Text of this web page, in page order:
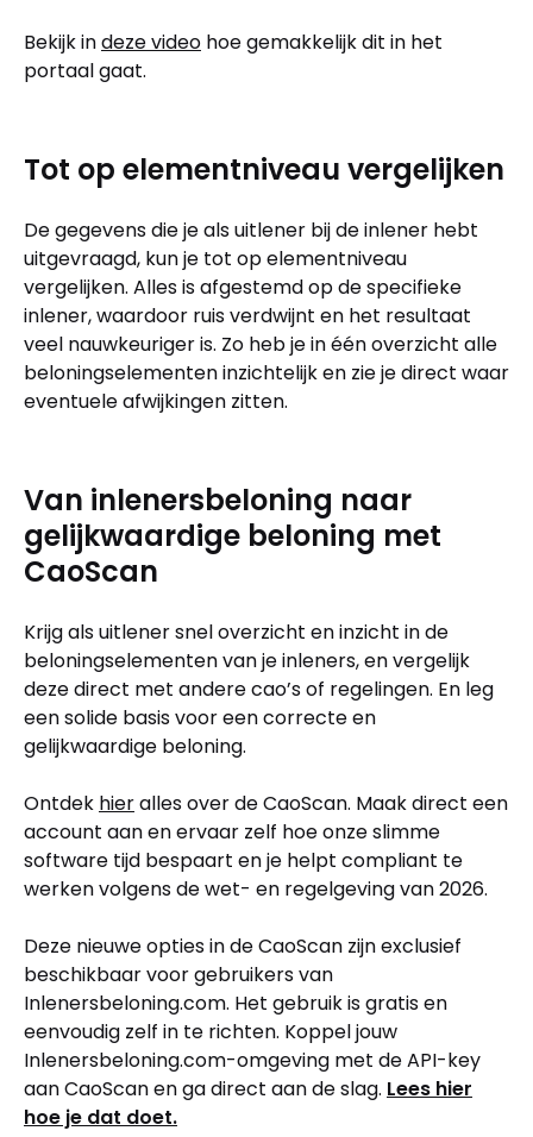
Bekijk indeze video hoe gemakkelijk dit in het
portaal gaat.
Tot op elementniveau vergelijken
De gegevens die je als uitlener bij de inlener hebt
uitgevraagd, kun je tot op elementniveau
vergelijken. Alles is afgestemd op de specifieke
inlener, waardoor ruis verdwijnt en het resultaat
veel nauwkeuriger is. Zo heb je in één overzicht alle
beloningselementen inzichtelijk en zie je direct waar
eventuele afwijkingen zitten.
Van inlenersbeloning naar
gelijkwaardige beloning met
CaoScan
Krijg als uitlener snel overzicht en inzicht in de
beloningselementen van je inleners, en vergelijk
deze direct met andere cao’s of regelingen. En leg
een solide basis voor een correcte en
gelijkwaardige beloning.
Ontdek hieralles over de CaoScan. Maak direct een
account aan en ervaar zelf hoe onze slimme
software tijd bespaart en je helpt compliant te
werken volgens de wet- en regelgeving van 2026.
Deze nieuwe opties in de CaoScan zijn exclusief
beschikbaar voor gebruikers van
Inlenersbeloning.com. Het gebruik is gratis en
eenvoudig zelf in te richten. Koppel jouw
Inlenersbeloning.com-omgeving met de API-key
aan CaoScan en ga direct aan de slag. Lees hier
hoe je dat doet.